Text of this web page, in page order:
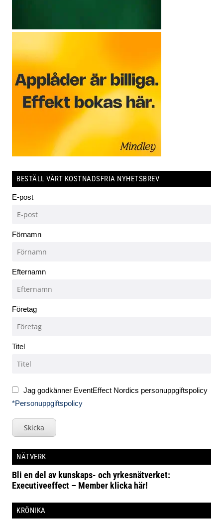
BESTÄLL VÅRT KOSTNADSFRIA NYHETSBREV
E-post
Förnamn
Efternamn
Företag
Titel
Jag godkänner EventEffect Nordics personuppgiftspolicy
*Personuppgiftspolicy
Skicka
NÄTVERK
Bli en del av kunskaps- och yrkesnätverket:
Executiveeffect – Member klicka här!
KRÖNIKA